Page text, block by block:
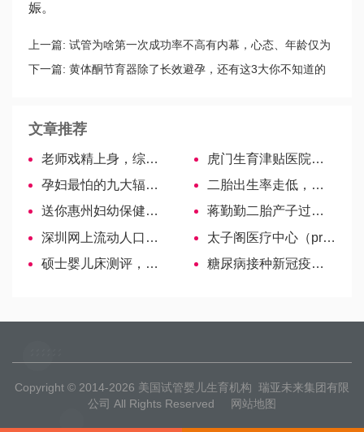
娠。
上一篇: 试管为啥第一次成功率不高有内幕，心态、年龄仅为
其一
下一篇: 黄体酮节育器除了长效避孕，还有这3大你不知道的
文章推荐
老师戏精上身，综艺节目式套路公布成绩网友一致好评
虎门生育津贴医院一次性结算有要求，看这里！
孕妇最怕的九大辐射源，手机、电脑、电视排行前列
二胎出生率走低，首尔人口32年来首次跌破千万
送你惠州妇幼保健院地址清单，办理出生证明一定用得到
蒋勤勤二胎产子过程曝光，陈建斌门外激动陪产
深圳网上流动人口婚育证明办理细则：登记提交分分钟搞定
太子阁医疗中心（prince court）——年度国际医院
硕士婴儿床测评，宝妈们过来看看到底怎么样
糖尿病接种新冠疫苗须注意，打完易发生这3种不良反应
Copyright © 2014-2026 美国试管婴儿生育机构 瑞亚未来集团有限
公司 All Rights Reserved
网站地图